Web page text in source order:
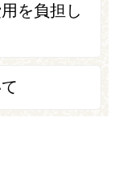
を負担し